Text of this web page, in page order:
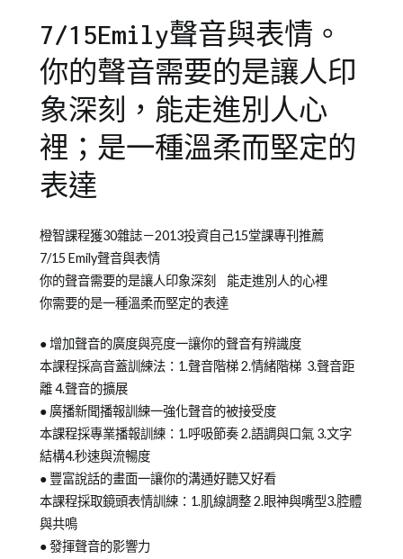
7/15Emily聲音與表情。
你的聲音需要的是讓人印
象深刻，能走進別人心
裡；是一種溫柔而堅定的
表達
Posted
on
2012-
06-
Posted
in
洪
曉
Emily
老
師
課
程
Tagged
Emily
老
師
橙智課程獲30雜誌－2013投資自己15堂課專刊推薦
7/15 Emily聲音與表情
你的聲音需要的是讓人印象深刻 能走進別人的心裡
你需要的是一種溫柔而堅定的表達
● 增加聲音的廣度與亮度一讓你的聲音有辨識度
本課程採高音蓋訓練法：1.聲音階梯 2.情緒階梯 3.聲音距
離 4.聲音的擴展
● 廣播新聞播報訓練一強化聲音的被接受度
本課程採專業播報訓練：1.呼吸節奏 2.語調與口氣 3.文字
結構4.秒速與流暢度
● 豐富說話的畫面一讓你的溝通好聽又好看
本課程採取鏡頭表情訓練：1.肌線調整 2.眼神與嘴型3.腔體
與共鳴
● 發揮聲音的影響力